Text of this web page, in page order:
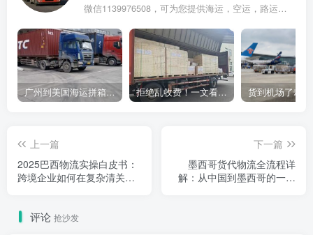
微信1139976508，可为您提供海运，空运，路运，铁路运输
广州到美国海运拼箱多少钱？2024年最新运费构成+隐藏费用避坑指南 拒绝乱收费！一文看懂中国货代计费套路，教你避开所有隐形坑
上一篇
2025巴西物流实操白皮书：
跨境企业如何在复杂清关环
下一篇
墨西哥货代物流全流程详
解：从中国到墨西哥的一站
评论 抢沙发